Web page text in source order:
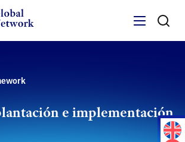
e implementación